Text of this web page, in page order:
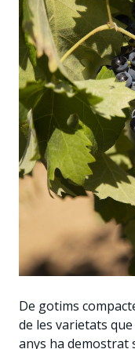
De gotims
de les varietats
anys ha demostrat